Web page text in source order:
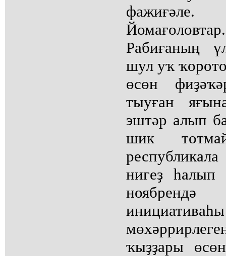
Рабиғаның
шул уҡ
өсөн
тыуған
эштәр алып
шик
нигеҙ
ҡыҙҙары